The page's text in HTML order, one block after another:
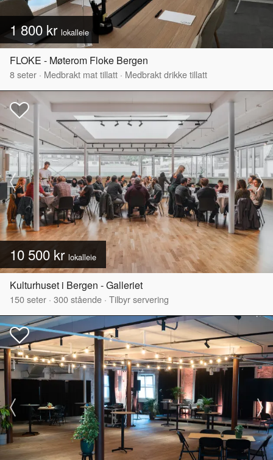
1 800 kr lokalleie
FLOKE - Møterom Floke Bergen
8seter · Medbrakt mat tillatt · Medbrakt drikke tillatt
10 500 kr lokalleie
Kulturhuset i Bergen - Galleriet
150seter · 300stående · Tilbyr servering